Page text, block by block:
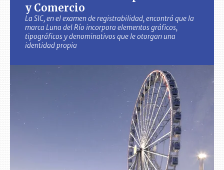
y Comercio
La SIC, en el examen de registrabilidad, encontró que la
marca Luna del Río incorpora elementos gráficos,
tipográficos y denominativos que le otorgan una
identidad propia